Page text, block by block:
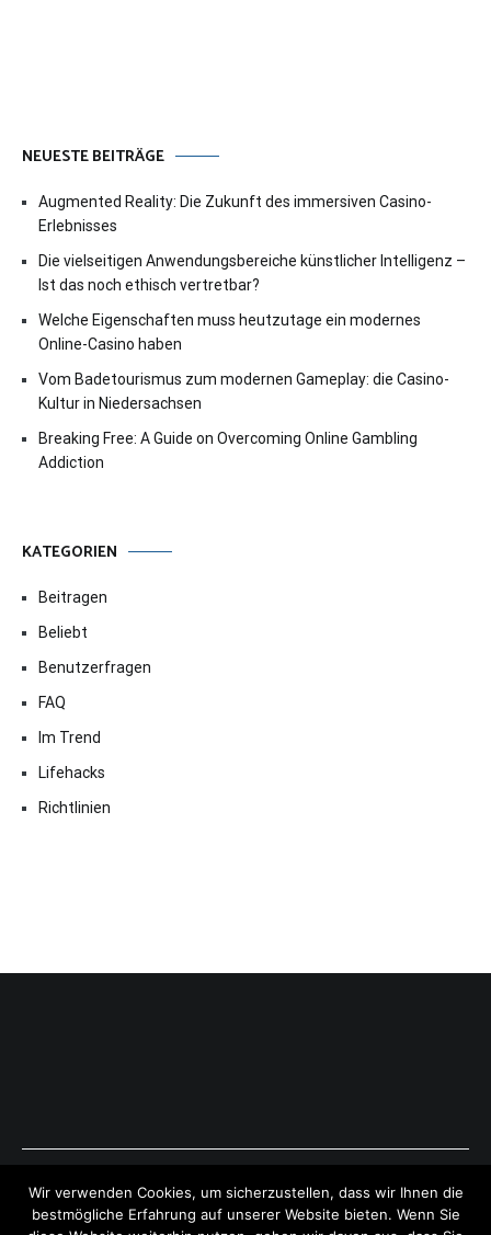
NEUESTE BEITRÄGE
Augmented Reality: Die Zukunft des immersiven Casino-
Erlebnisses
Die vielseitigen Anwendungsbereiche künstlicher Intelligenz –
Ist das noch ethisch vertretbar?
Welche Eigenschaften muss heutzutage ein modernes
Online-Casino haben
Vom Badetourismus zum modernen Gameplay: die Casino-
Kultur in Niedersachsen
Breaking Free: A Guide on Overcoming Online Gambling
Addiction
KATEGORIEN
Beitragen
Beliebt
Benutzerfragen
FAQ
Im Trend
Lifehacks
Richtlinien
Copyright © 2026ExpressAntworten.com . All rights reserved.
Theme:Cenote by ThemeGrill. Powered byWordPress .
Wir verwenden Cookies, um sicherzustellen, dass wir Ihnen die
bestmögliche Erfahrung auf unserer Website bieten. Wenn Sie